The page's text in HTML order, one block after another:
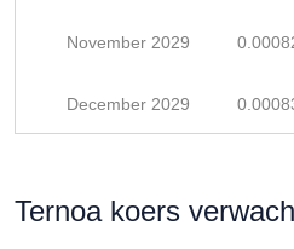
November 2029
December 2029
Ternoa koers